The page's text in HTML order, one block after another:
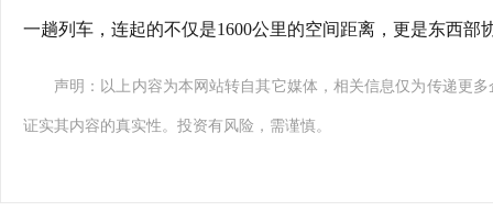
一趟列车，连起的不仅是1600公里的空间距离，更是东西部
声明：以上内容为本网站转自其它媒体，相关信息仅为传递更
证实其内容的真实性。投资有风险，需谨慎。